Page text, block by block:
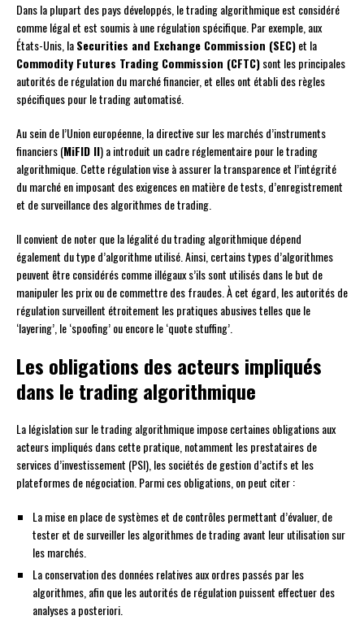
Dans la plupart des pays développés, le trading algorithmique est considéré
comme légal et est soumis à une régulation spécifique. Par exemple, aux
États-Unis, laSecurities and Exchange Commission (SEC)et la
Commodity Futures Trading Commission (CFTC)sont les principales
autorités de régulation du marché financier, et elles ont établi des règles
spécifiques pour le trading automatisé.
Au sein de l’Union européenne, la directive sur les marchés d’instruments
financiers (MiFID II) a introduit un cadre réglementaire pour le trading
algorithmique. Cette régulation vise à assurer la transparence et l’intégrité
du marché en imposant des exigences en matière de tests, d’enregistrement
et de surveillance des algorithmes de trading.
Il convient de noter que la légalité du trading algorithmique dépend
également du type d’algorithme utilisé. Ainsi, certains types d’algorithmes
peuvent être considérés comme illégaux s’ils sont utilisés dans le but de
manipuler les prix ou de commettre des fraudes. À cet égard, les autorités de
régulation surveillent étroitement les pratiques abusives telles que le
‘layering’, le ‘spoofing’ ou encore le ‘quote stuffing’.
Les obligations des acteurs impliqués
dans le trading algorithmique
La législation sur le trading algorithmique impose certaines obligations aux
acteurs impliqués dans cette pratique, notamment les prestataires de
services d’investissement (PSI), les sociétés de gestion d’actifs et les
plateformes de négociation. Parmi ces obligations, on peut citer :
La mise en place de systèmes et de contrôles permettant d’évaluer, de
tester et de surveiller les algorithmes de trading avant leur utilisation sur
les marchés.
La conservation des données relatives aux ordres passés par les
algorithmes, afin que les autorités de régulation puissent effectuer des
analyses a posteriori.